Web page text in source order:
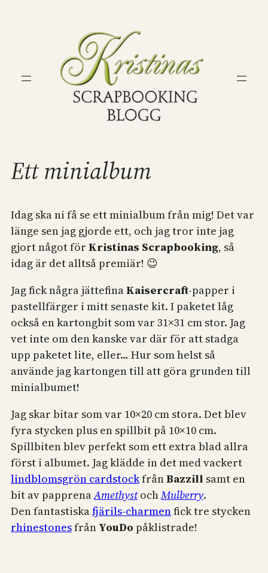
Ett minialbum
Idag ska ni få se ett minialbum från mig! Det var
länge sen jag gjorde ett, och jag tror inte jag
gjort något för Kristinas Scrapbooking, så
idag är det alltså premiär! 😉
Jag fick några jättefinaKaisercraft-papper i
pastellfärger i mitt senaste kit. I paketet låg
också en kartongbit som var 31×31 cm stor. Jag
vet inte om den kanske var där för att stadga
upp paketet lite, eller… Hur som helst så
använde jag kartongen till att göra grunden till
minialbumet!
Jag skar bitar som var 10×20 cm stora. Det blev
fyra stycken plus en spillbit på 10×10 cm.
Spillbiten blev perfekt som ett extra blad allra
först i albumet. Jag klädde in det med vackert
lindblomsgrön cardstockfrånBazzill samt en
bit av papprenaAmethystochMulberry.
Den fantastiskafjärils-charmenfick tre stycken
rhinestonesfrån YouDo påklistrade!